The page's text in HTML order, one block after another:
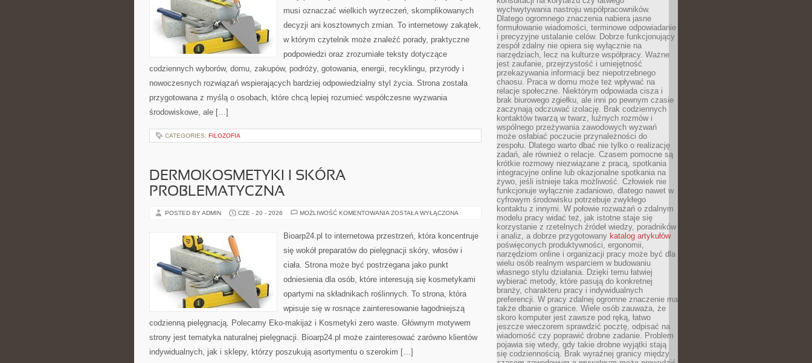
musi oznaczać wielkich wyrzeczeń, skomplikowanych
decyzji ani kosztownych zmian. To internetowy zakątek,
w którym czytelnik może znaleźć porady, praktyczne
podpowiedzi oraz zrozumiałe teksty dotyczące
codziennych wyborów, domu, zakupów, podróży, gotowania, energii, recyklingu, przyrody i
nowoczesnych rozwiązań wspierających bardziej odpowiedzialny styl życia. Strona została
przygotowana z myślą o osobach, które chcą lepiej rozumieć współczesne wyzwania
środowiskowe, ale […]
CATEGORIES: FILOZOFIA
DERMOKOSMETYKI I SKÓRA
PROBLEMATYCZNA
POSTED BY ADMIN CZE - 20 - 2026 MOŻLIWOŚĆ KOMENTOWANIA DERMOKOSMETYKI
PROBLEMATYCZNA
ZOSTAŁA WYŁĄCZONA
Bioarp24.pl to internetowa przestrzeń, która koncentruje
się wokół preparatów do pielęgnacji skóry, włosów i
ciała. Strona może być postrzegana jako punkt
odniesienia dla osób, które interesują się kosmetykami
opartymi na składnikach roślinnych. To strona, która
wpisuje się w rosnące zainteresowanie łagodniejszą
codzienną pielęgnacją. Polecamy Eko-makijaż i Kosmetyki zero waste. Głównym motywem
strony jest tematyka naturalnej pielęgnacji. Bioarp24.pl może zainteresować zarówno klientów
indywidualnych, jak i sklepy, którzy poszukują asortymentu o szerokim […]
wychwytywania nastroju współpracowników.
Dlatego ogromnego znaczenia nabiera jasne
formułowanie wiadomości, terminowe odpowiadanie
i precyzyjne ustalanie celów. Dobrze funkcjonujący
zespół zdalny nie opiera się wyłącznie na
narzędziach, lecz na kulturze współpracy. Ważne
jest zaufanie, przejrzystość i umiejętność
przekazywania informacji bez niepotrzebnego
chaosu. Praca w domu może też wpływać na
relacje społeczne. Niektórym odpowiada cisza i
brak biurowego zgiełku, ale inni po pewnym czasie
zaczynają odczuwać izolację. Brak codziennych
kontaktów twarzą w twarz, luźnych rozmów i
wspólnego przeżywania zawodowych wyzwań
może osłabiać poczucie przynależności do
zespołu. Dlatego warto dbać nie tylko o realizację
zadań, ale również o relacje. Czasem pomocne są
krótkie rozmowy niezwiązane z pracą, spotkania
integracyjne online lub okazjonalne spotkania na
żywo, jeśli istnieje taka możliwość. Człowiek nie
funkcjonuje wyłącznie zadaniowo, dlatego nawet w
cyfrowym środowisku potrzebuje zwykłego
kontaktu z innymi. W połowie rozważań o zdalnym
modelu pracy widać też, jak istotne staje się
korzystanie z rzetelnych źródeł wiedzy, poradników
i analiz, a dobrze przygotowany katalog artykułów
poświęconych produktywności, ergonomii,
narzędziom online i organizacji pracy może być dla
wielu osób realnym wsparciem w budowaniu
własnego stylu działania. Dzięki temu łatwiej
wybierać metody, które pasują do konkretnej
branży, charakteru pracy i indywidualnych
preferencji. W pracy zdalnej ogromne znaczenie ma
także dbanie o granice. Wiele osób zauważa, że
skoro komputer jest zawsze pod ręką, łatwo
jeszcze wieczorem sprawdzić pocztę, odpisać na
wiadomość czy poprawić drobne zadanie. Problem
pojawia się wtedy, gdy takie drobne wyjątki stają
się codziennością. Brak wyraźnej granicy między